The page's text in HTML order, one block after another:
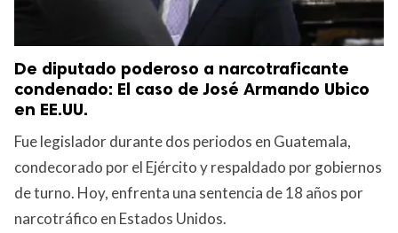
De diputado poderoso a narcotraficante
condenado: El caso de José Armando Ubico
en EE.UU.
Fue legislador durante dos periodos en Guatemala,
condecorado por el Ejército y respaldado por gobiernos
de turno. Hoy, enfrenta una sentencia de 18 años por
narcotráfico en Estados Unidos.